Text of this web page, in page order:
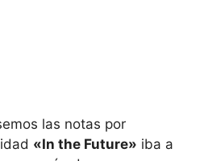
las notas por
«In the Future» iba a